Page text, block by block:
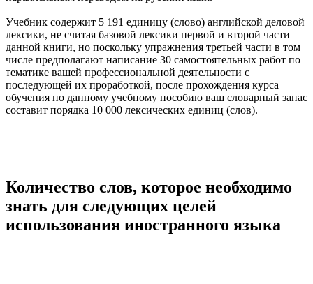
Учебник содержит 5 191 единицу (слово) английской деловой
лексики, не считая базовой лексики первой и второй части
данной книги, но поскольку упражнения третьей части в том
числе предполагают написание 30 самостоятельных работ по
тематике вашей профессиональной деятельности с
последующей их проработкой, после прохождения курса
обучения по данному учебному пособию ваш словарный запас
составит порядка 10 000 лексических единиц (слов).
Количество слов, которое необходимо
знать для следующих целей
использования иностранного языка